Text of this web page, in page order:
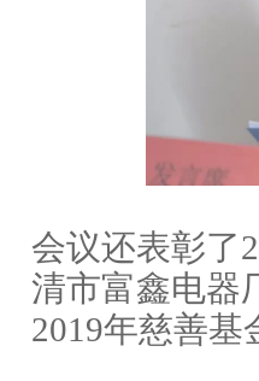
会议还表彰了
清市富鑫电器
2019年慈善基